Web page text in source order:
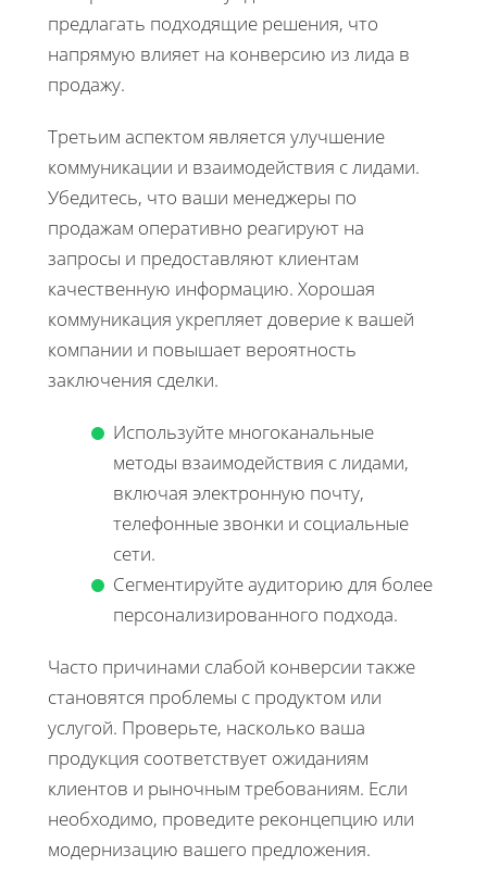
предлагать подходящие решения, что
напрямую влияет на конверсию из лида в
продажу.
Третьим аспектом является улучшение
коммуникации и взаимодействия с лидами.
Убедитесь, что ваши менеджеры по
продажам оперативно реагируют на
запросы и предоставляют клиентам
качественную информацию. Хорошая
коммуникация укрепляет доверие к вашей
компании и повышает вероятность
заключения сделки.
Используйте многоканальные
методы взаимодействия с лидами,
включая электронную почту,
телефонные звонки и социальные
сети.
Сегментируйте аудиторию для более
персонализированного подхода.
Часто причинами слабой конверсии также
становятся проблемы с продуктом или
услугой. Проверьте, насколько ваша
продукция соответствует ожиданиям
клиентов и рыночным требованиям. Если
необходимо, проведите реконцепцию или
модернизацию вашего предложения.